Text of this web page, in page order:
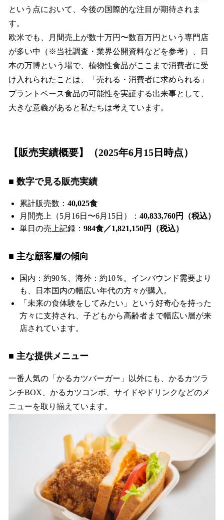
という点において、今後の国際的な注目が期待されま
す。
欧米でも、月間売上が数十万円〜数百万円という専門店
が多い中（※当社調査・業界公開資料などを参考）、日
本の万博という場で、植物性食品がここまで消費者に受
け入れられたことは、「売れる・消費者に求められる」
プラントベース食品の可能性を実証する出来事として、
大きな意義があると私たちは考えています。
【販売実績概要】（2025年6月15日時点）
■ 数字で見る販売実績
累計販売数： 40,025食
月間売上（5月16日〜6月15日）： 40,833,760円（税込）
単日の売上記録： 984食／1,821,150円（税込）
■ 主な顧客層の傾向
国内：約90％、海外：約10％。インバウンド需要より
も、日本国内の幅広い年代の方々が購入。
「未来の食体験をしてみたい」という好奇心を持った
方々に支持され、子どもから高齢者まで幅広い層が来
店されています。
■ 主な提供メニュー
一番人気の「かるカツバーガー」以外にも、かるカツラ
ンチBOX、かるカツコンボ、サイドやドリンクなどのメ
ニューを取り揃えています。